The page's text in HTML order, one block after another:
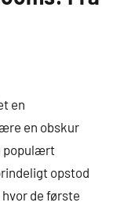
en
en obskur
populært
opstod
de første